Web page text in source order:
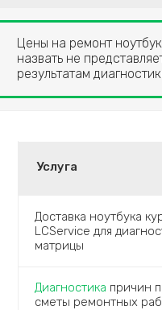
Цены на ремонт
назвать не
результатам
Услуга
Доставка ноутбука
LCService для
матрицы
Диагностика причин
сметы ремонтных